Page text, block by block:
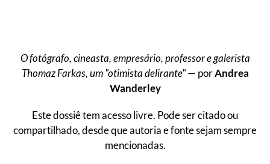
O fotógrafo, cineasta, empresário, professor e galerista
Thomaz Farkas, um "otimista delirante"— porAndrea
Wanderley
Este dossiê tem acesso livre. Pode ser citado ou
compartilhado, desde que autoria e fonte sejam sempre
mencionadas.